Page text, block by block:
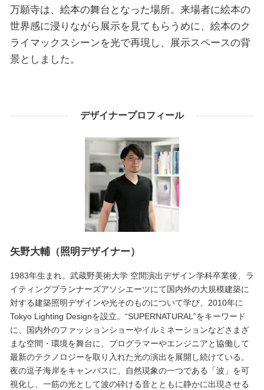
万願寺は、絵本の舞台となった場所。来場者に絵本の
世界感に浸りながら展示を見てもらうめに、絵本のク
ライマックスシーンを光で再現し、展示スペースの背
景としました。
デザイナープロフィール
矢野大輔（照明デザイナー）
1983年生まれ。武蔵野美術大学 空間演出デザイン学科卒業後、ラ
イティングプランナーズアソシエーツにて国内外の大規模建築に
対する建築照明デザインや光そのものについて学び、2010年に
Tokyo Lighting Designを設立。“SUPERNATURAL”をキーワード
に、国内外のファッションショーやイルミネーションなどさまざ
まな空間・環境を舞台に、プログラマーやエンジニアと協働して
最新のテクノロジーを取り入れた光の演出を展開し続けている。
夜の逗子海岸をキャンバスに、自然現象の一つである「波」を可
視化し、一筋の光として波の砕ける音とともに静かに出現させる